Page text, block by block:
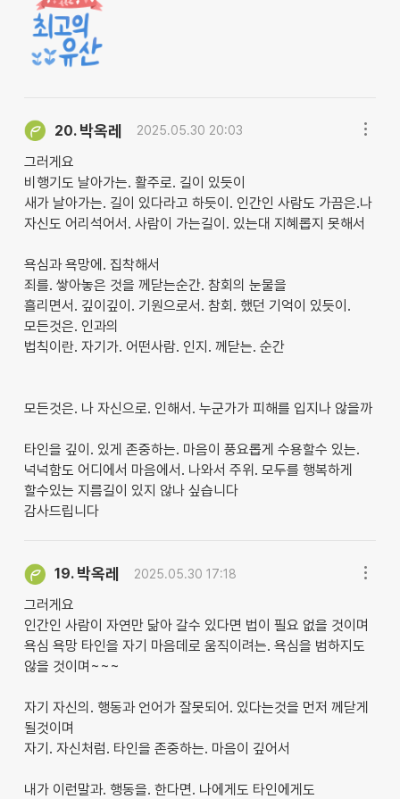
20. 박옥레 2025.05.30 20:03
그러게요
비행기도 날아가는. 활주로. 길이 있듯이
새가 날아가는. 길이 있다라고 하듯이. 인간인 사람도 가끔은.나
자신도 어리석어서. 사람이 가는길이. 있는대 지혜롭지 못해서
욕심과 욕망에. 집착해서
죄를. 쌓아놓은 것을 께닫는순간. 참회의 눈물을
흘리면서. 깊이깊이. 기원으로서. 참회. 했던 기억이 있듯이.
모든것은. 인과의
법칙이란. 자기가. 어떤사람. 인지. 께닫는. 순간
모든것은. 나 자신으로. 인해서. 누군가가 피해를 입지나 않을까
타인을 깊이. 있게 존중하는. 마음이 풍요롭게 수용할수 있는.
넉넉함도 어디에서 마음에서. 나와서 주위. 모두를 행복하게
할수있는 지름길이 있지 않나 싶습니다
감사드립니다
19. 박옥레 2025.05.30 17:18
그러게요
인간인 사람이 자연만 닮아 갈수 있다면 법이 필요 없을 것이며
욕심 욕망 타인을 자기 마음데로 움직이려는. 욕심을 범하지도
않을 것이며~~~
자기 자신의. 행동과 언어가 잘못되어. 있다는것을 먼저 께닫게
될것이며
자기. 자신처럼. 타인을 존중하는. 마음이 깊어서
내가 이런말과. 행동을. 한다면. 나에게도 타인에게도